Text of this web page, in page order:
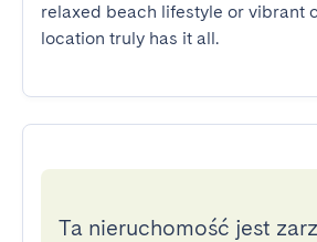
relaxed beach lifestyle or vibrant
location truly has it all.
Ta nieruchomość jest